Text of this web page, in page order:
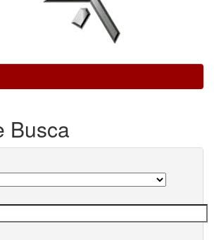
Busca